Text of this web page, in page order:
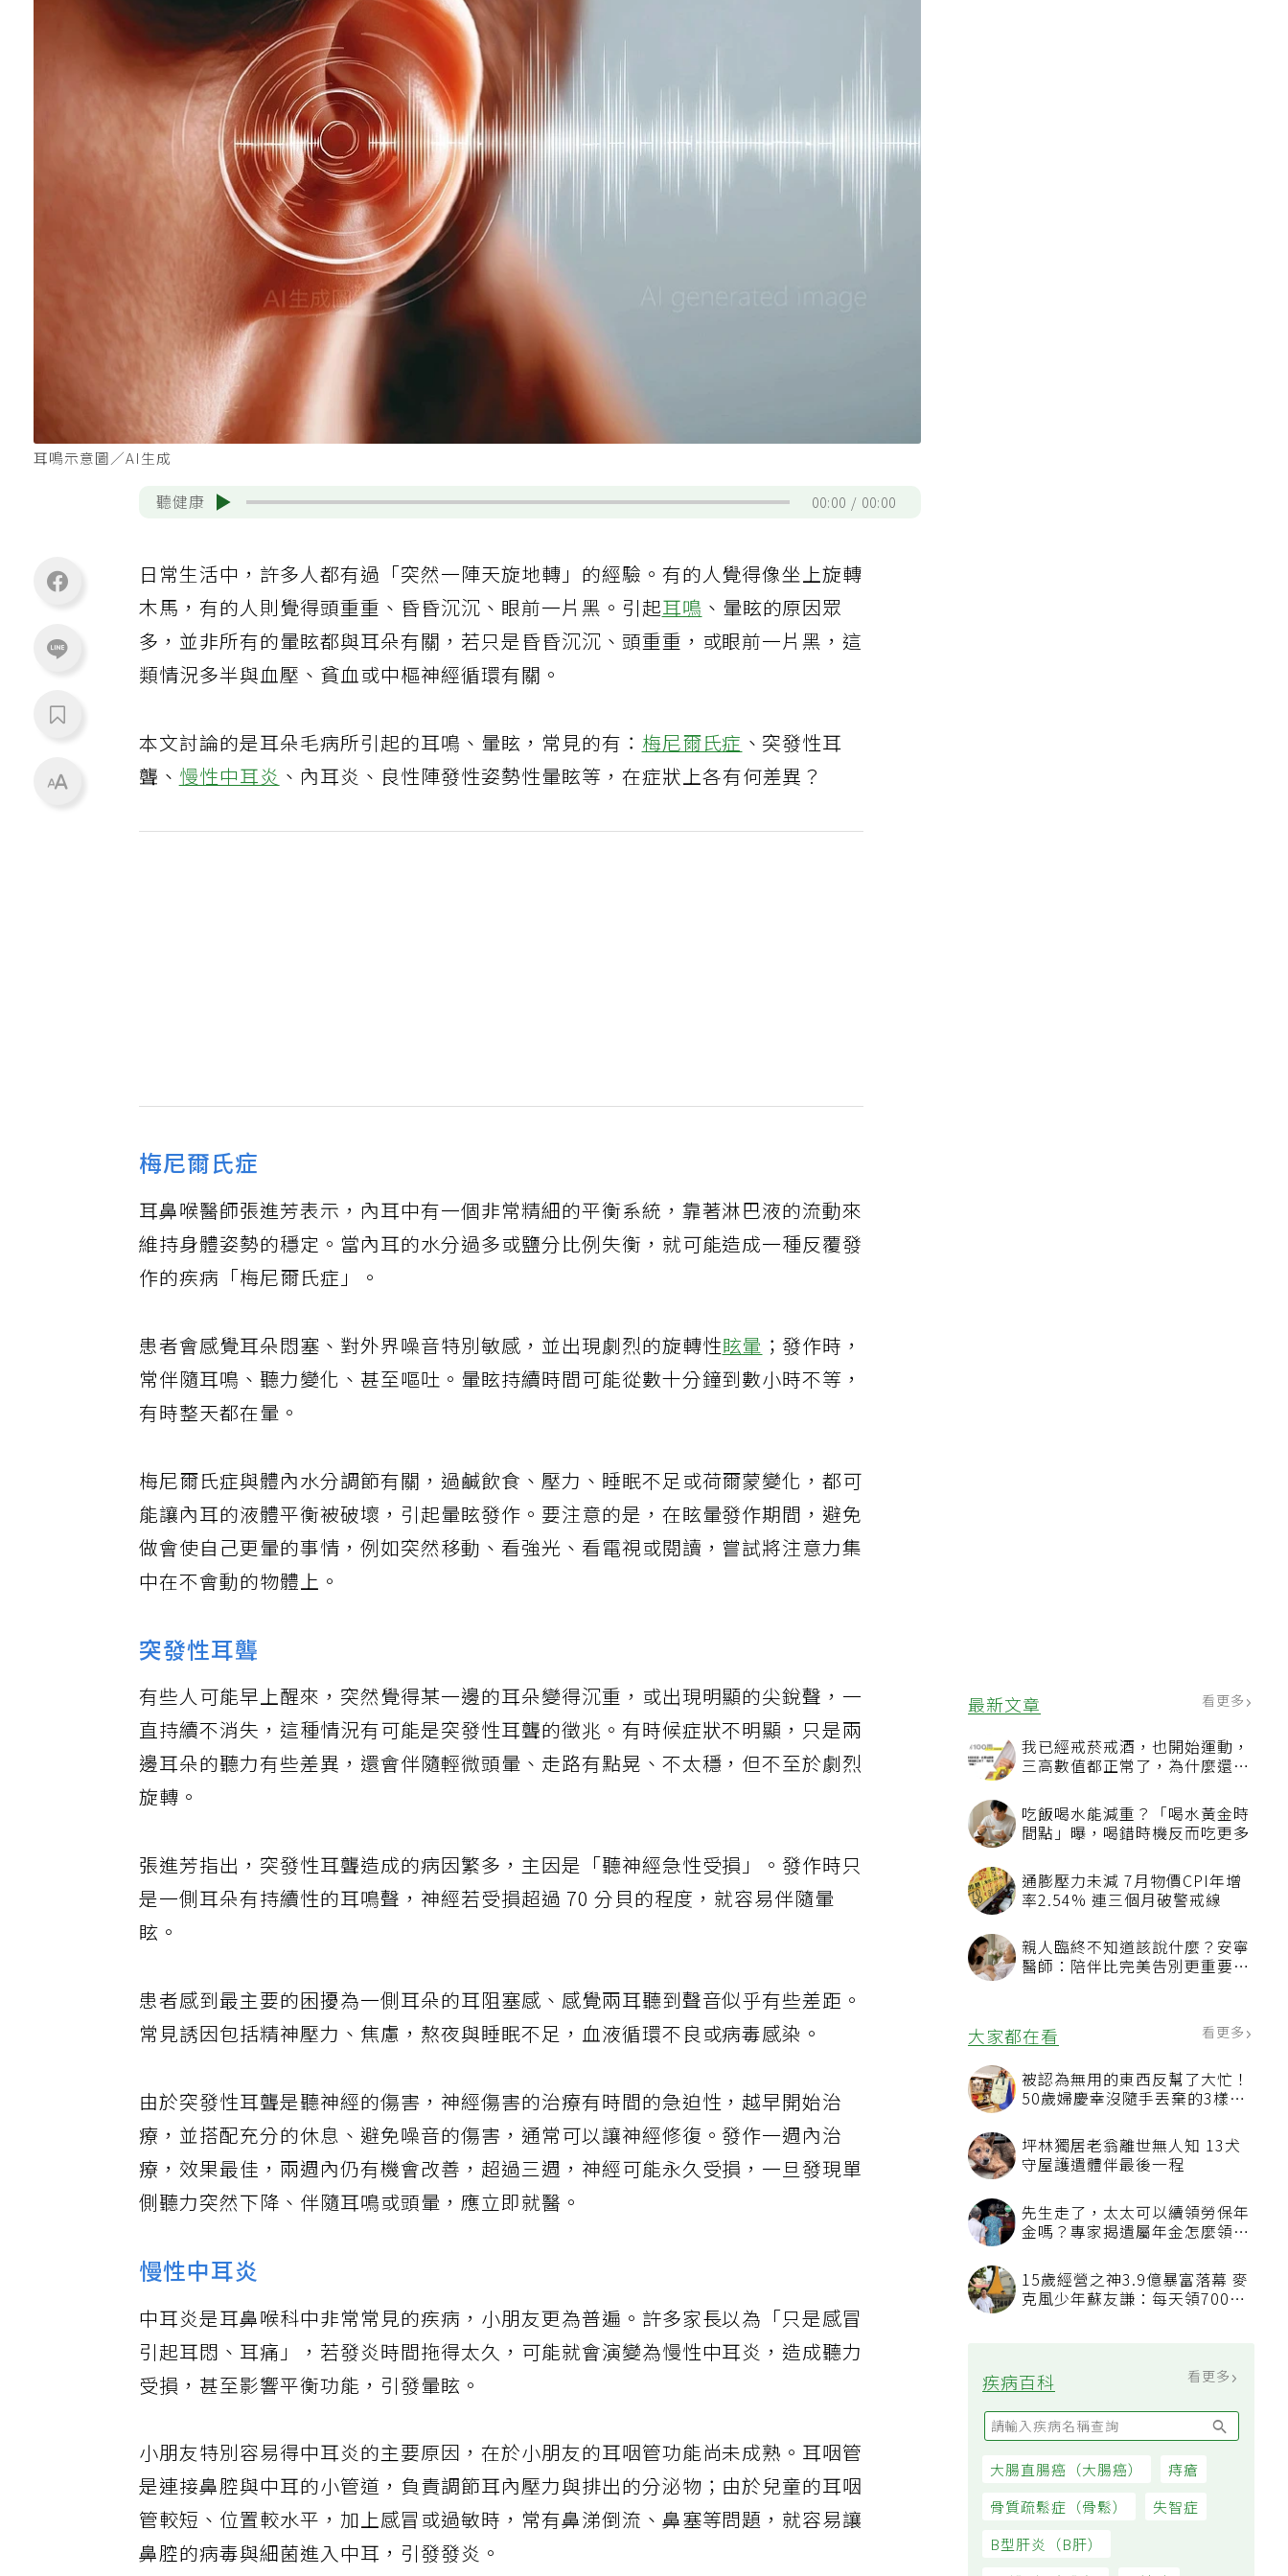
最新文章 看更多
我已經戒菸戒酒，也開始運動，
三高數值都正常了，為什麼還不
吃飯喝水能減重？「喝水黃金時
間點」曝，喝錯時機反而吃更多
通膨壓力未減 7月物價CPI年增
率2.54% 連三個月破警戒線
親人臨終不知道該說什麼？安寧
醫師：陪伴比完美告別更重要，
大家都在看
被認為無用的東西反幫了大忙！
50歲婦慶幸沒隨手丟棄的3樣物
品
坪林獨居老翁離世無人知 13犬
先生走了，太太可以續領勞保年
看順位還要看資格
15歲經營之神3.9億暴富落幕 麥
疾病百科
耳鳴示意圖／AI生成
聽健康 00:00 00:00
日常生活中，許多人都有過「突然一陣天旋地轉」的經驗。有的人覺得像坐上旋轉
木馬，有的人則覺得頭重重、昏昏沉沉、眼前一片黑。引起耳鳴 、暈眩的原因眾
多，並非所有的暈眩都與耳朵有關，若只是昏昏沉沉、頭重重，或眼前一片黑，這
類情況多半與血壓、貧血或中樞神經循環有關。
本文討論的是耳朵毛病所引起的耳鳴、暈眩，常見的有：梅尼爾氏症 、突發性耳
聾、慢性中耳炎 、內耳炎、良性陣發性姿勢性暈眩等，在症狀上各有何差異？
梅尼爾氏症
耳鼻喉醫師張進芳表示，內耳中有一個非常精細的平衡系統，靠著淋巴液的流動來
維持身體姿勢的穩定。當內耳的水分過多或鹽分比例失衡，就可能造成一種反覆發
作的疾病「梅尼爾氏症」。
患者會感覺耳朵悶塞、對外界噪音特別敏感，並出現劇烈的旋轉性眩暈 ；發作時，
常伴隨耳鳴、聽力變化、甚至嘔吐。暈眩持續時間可能從數十分鐘到數小時不等，
有時整天都在暈。
梅尼爾氏症與體內水分調節有關，過鹹飲食、壓力、睡眠不足或荷爾蒙變化，都可
能讓內耳的液體平衡被破壞，引起暈眩發作。要注意的是，在眩暈發作期間，避免
做會使自己更暈的事情，例如突然移動、看強光、看電視或閱讀，嘗試將注意力集
中在不會動的物體上。
突發性耳聾
有些人可能早上醒來，突然覺得某一邊的耳朵變得沉重，或出現明顯的尖銳聲，一
直持續不消失，這種情況有可能是突發性耳聾的徵兆。有時候症狀不明顯，只是兩
邊耳朵的聽力有些差異，還會伴隨輕微頭暈、走路有點晃、不太穩，但不至於劇烈
旋轉。
張進芳指出，突發性耳聾造成的病因繁多，主因是「聽神經急性受損」。發作時只
是一側耳朵有持續性的耳鳴聲，神經若受損超過 70 分貝的程度，就容易伴隨暈
眩。
患者感到最主要的困擾為一側耳朵的耳阻塞感、感覺兩耳聽到聲音似乎有些差距。
常見誘因包括精神壓力、焦慮，熬夜與睡眠不足，血液循環不良或病毒感染。
由於突發性耳聾是聽神經的傷害，神經傷害的治療有時間的急迫性，越早開始治
療，並搭配充分的休息、避免噪音的傷害，通常可以讓神經修復。發作一週內治
療，效果最佳，兩週內仍有機會改善，超過三週，神經可能永久受損，一旦發現單
側聽力突然下降、伴隨耳鳴或頭暈，應立即就醫。
慢性中耳炎
中耳炎是耳鼻喉科中非常常見的疾病，小朋友更為普遍。許多家長以為「只是感冒
引起耳悶、耳痛」，若發炎時間拖得太久，可能就會演變為慢性中耳炎，造成聽力
受損，甚至影響平衡功能，引發暈眩。
小朋友特別容易得中耳炎的主要原因，在於小朋友的耳咽管功能尚未成熟。耳咽管
是連接鼻腔與中耳的小管道，負責調節耳內壓力與排出的分泌物；由於兒童的耳咽
管較短、位置較水平，加上感冒或過敏時，常有鼻涕倒流、鼻塞等問題，就容易讓
鼻腔的病毒與細菌進入中耳，引發發炎。